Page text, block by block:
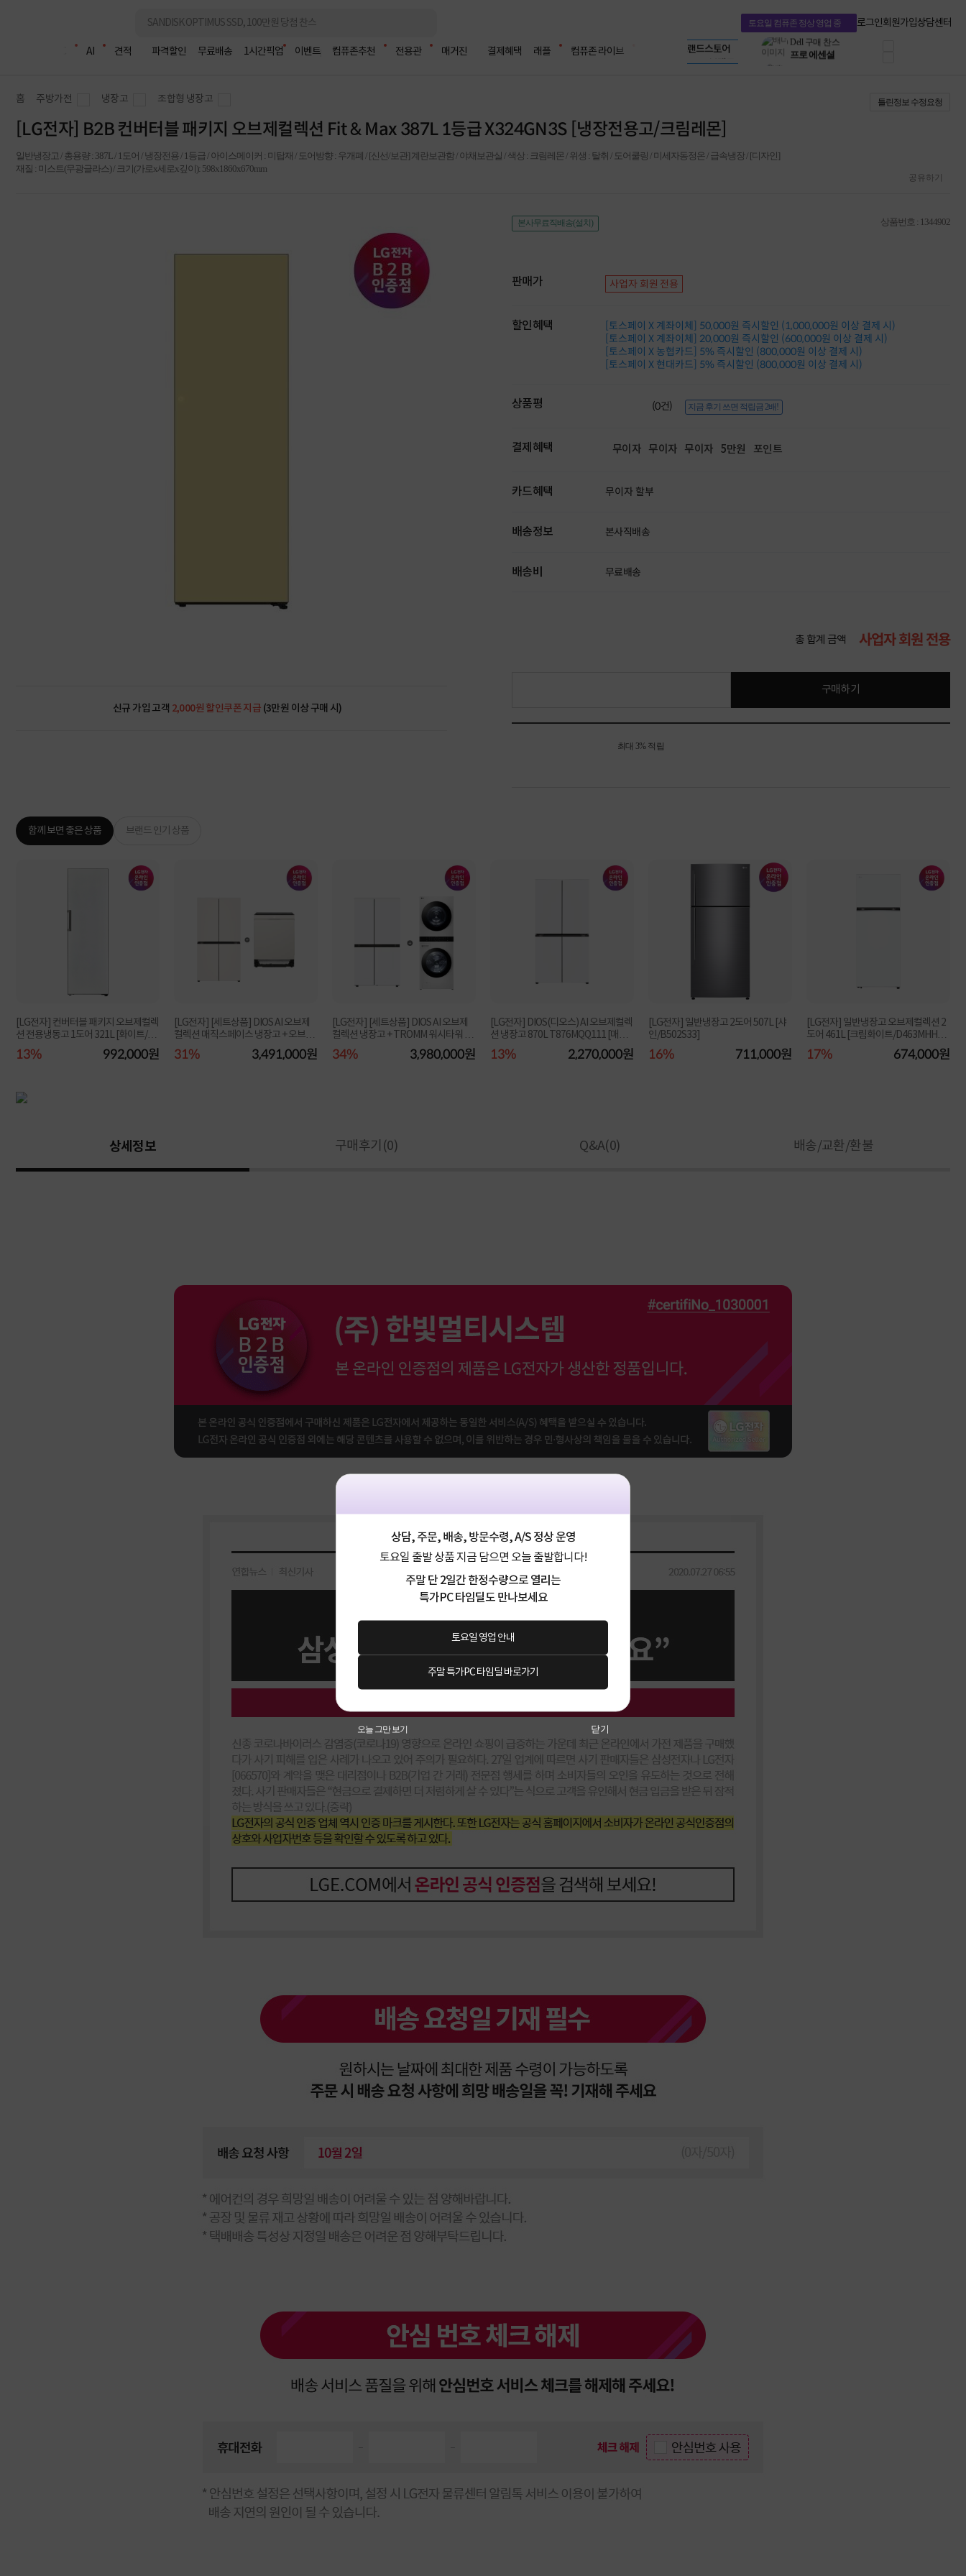
상담, 주문, 배송, 방문수령, A/S 정상 운영
토요일 출발 상품 지금 담으면 오늘 출발합니다!
주말 단 2일간 한정수량으로 열리는
특가PC 타임딜도 만나보세요
토요일 영업 안내
주말 특가PC 타임딜 바로가기
오늘 그만 보기 닫기
토요일 컴퓨존 정상 영업 중 로그인회원가입상담센터
AI 견적 파격할인 무료배송 1시간픽업 이벤트 컴퓨존추천 전용관 매거진 결제혜택 래플 컴퓨존 라이브
LG gram & 브랜드스토어
Microsoft 브랜드스토어
Apple 기업전용관
Dell 구매 찬스
프로 에센셜
타협 없는 게이밍
HP OMEN
적립금 3% 페이백
시스코 스위칭허브
누적 금액 별
홈 주방가전 냉장고 조합형 냉장고 틀린정보 수정요청
[LG전자] B2B 컨버터블 패키지 오브제컬렉션 Fit & Max 387L 1등급 X324GN3S [냉장전용고/크림레몬]
일반냉장고 / 총용량 : 387L / 1도어 / 냉장전용 / 1등급 / 아이스메이커 : 미탑재 / 도어방향 : 우개폐 / [신선/보관] 계란보관함 / 야채보관실 / 색상 : 크림레몬 / 위생 : 탈취 / 도어쿨링 / 미세자동정온 / 급속냉장 / [디자인]
재질 : 미스트(무광글라스) / 크기(가로x세로x깊이): 598x1860x670mm
공유하기
신규 가입 고객 2,000원 할인쿠폰 지급 (3만원 이상 구매 시)
본사무료직배송(설치) 상품번호 : 1344902
판매가 사업자 회원 전용
할인혜택
[토스페이 X 계좌이체] 50,000원 즉시할인 (1,000,000원 이상 결제 시)
[토스페이 X 계좌이체] 20,000원 즉시할인 (600,000원 이상 결제 시)
[토스페이 X 농협카드] 5% 즉시할인 (800,000원 이상 결제 시)
[토스페이 X 현대카드] 5% 즉시할인 (800,000원 이상 결제 시)
상품평 (0건) 지금 후기 쓰면 적립금 2배!
결제혜택 무이자 무이자 무이자 5만원 포인트
카드혜택 무이자 할부
배송정보 본사직배송
배송비 무료배송
총 합계 금액 사업자 회원 전용
구매하기
최대 3% 적립
함께 보면 좋은 상품 브랜드 인기 상품
[LG전자] 컨버터블 패키지 오브제컬렉
션 전용냉동고 1도어 321L [화이트/Y3
21MW3S]
13% 992,000원
[LG전자] [세트상품] DIOS AI 오브제
컬렉션 매직스페이스 냉장고 + 오브제
컬렉션 식기...
31% 3,491,000원
[LG전자] [세트상품] DIOS AI 오브제
컬렉션 냉장고 + TROMM 워시타워 [S
836MQQ012 + W...
34% 3,980,000원
[LG전자] DIOS(디오스) AI 오브제컬렉
션 냉장고 870L T876MQQ111 [매직
스페이스/에센...
13% 2,270,000원
[LG전자] 일반냉장고 2도어 507L [샤
인/B502S33]
16% 711,000원
[LG전자] 일반냉장고 오브제컬렉션 2
도어 461L [크림화이트/D463MHH3
3]
17% 674,000원
상세정보 구매후기(0) Q&A(0) 배송/교환/환불